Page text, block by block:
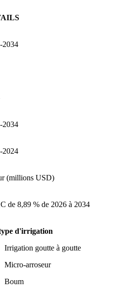
2034
2034
2024
(millions USD)
de 8,89 % de 2026 à 2034
d'irrigation
goutte à goutte
arroseur